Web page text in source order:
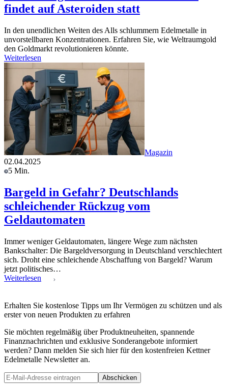
findet auf Asteroiden statt
In den unendlichen Weiten des Alls schlummern Edelmetalle in
unvorstellbaren Konzentrationen. Erfahren Sie, wie Weltraumgold
den Goldmarkt revolutionieren könnte.
Weiterlesen
Magazin
02.04.2025
5 Min.
Bargeld in Gefahr? Deutschlands
schleichender Rückzug vom
Geldautomaten
Immer weniger Geldautomaten, längere Wege zum nächsten
Bankschalter: Die Bargeldversorgung in Deutschland verschlechtert
sich. Droht eine schleichende Abschaffung von Bargeld? Warum
jetzt politisches…
Weiterlesen
Erhalten Sie kostenlose Tipps um Ihr Vermögen zu schützen und als
erster von neuen Produkten zu erfahren
Sie möchten regelmäßig über Produktneuheiten, spannende
Finanznachrichten und exklusive Sonderangebote informiert
werden? Dann melden Sie sich hier für den kostenfreien Kettner
Edelmetalle Newsletter an.
Abschicken